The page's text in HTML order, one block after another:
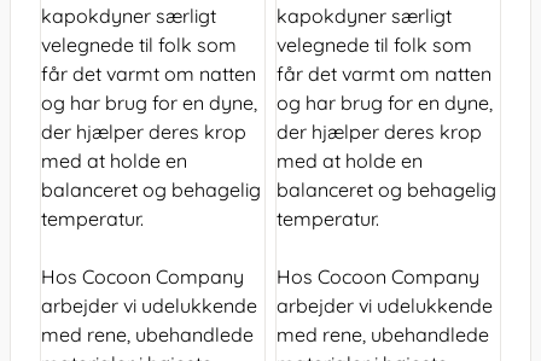
kapokdyner særligt
velegnede til folk som
får det varmt om natten
og har brug for en dyne,
der hjælper deres krop
med at holde en
balanceret og behagelig
temperatur.
Hos Cocoon Company
arbejder vi udelukkende
med rene, ubehandlede
kapokdyner særligt
velegnede til folk som
får det varmt om natten
og har brug for en dyne,
der hjælper deres krop
med at holde en
balanceret og behagelig
temperatur.
Hos Cocoon Company
arbejder vi udelukkende
med rene, ubehandlede